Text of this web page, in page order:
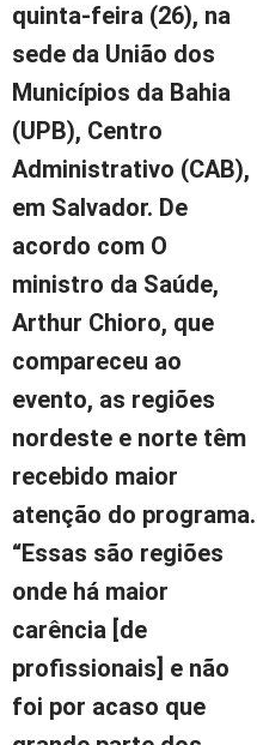
quinta-feira (26), na
sede da União dos
Municípios da Bahia
(UPB), Centro
Administrativo (CAB),
em Salvador. De
acordo com O
ministro da Saúde,
Arthur Chioro, que
compareceu ao
evento, as regiões
nordeste e norte têm
recebido maior
atenção do programa.
“Essas são regiões
onde há maior
carência [de
profissionais] e não
foi por acaso que